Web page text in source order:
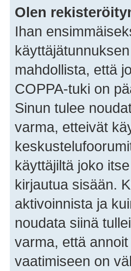
Olen
Ihan
mahdollista, että
COPPA-tuki on
Sinun tulee
varma, etteivät
käyttäjiltä joko
kirjautua sisään.
aktivoinnista ja
noudata siinä
varma, että
vaatimiseen on